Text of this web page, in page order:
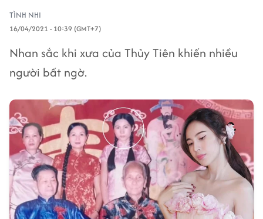
TÌNH NHI
16/04/2021 - 10:39 (GMT+7)
Nhan sắc khi xưa của Thủy Tiên khiến nhiều
người bất ngờ.